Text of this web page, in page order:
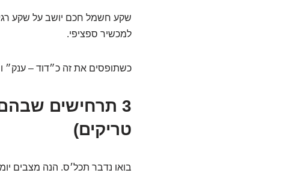
שקע חשמל חכם יושב על שקע רגיל
למכשיר ספציפי.
כשתופסים את זה כ״דוד –
3 תרחישים
טריקים)
בואו נדבר תכל׳ס. הנה מצבים